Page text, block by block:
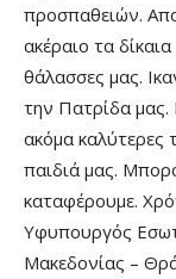
προσπαθειών.
ακέραιο τα
θάλασσες μας.
την Πατρίδα μας.
ακόμα καλύτερες
παιδιά μας.
καταφέρουμε.
Υφυπουργός
Μακεδονίας –